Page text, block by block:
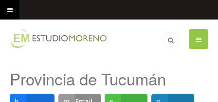
Provincia de Tucumán